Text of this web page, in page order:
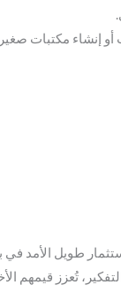
إنشاء مكتبات
طويل الأمد
تُعزز قيمهم